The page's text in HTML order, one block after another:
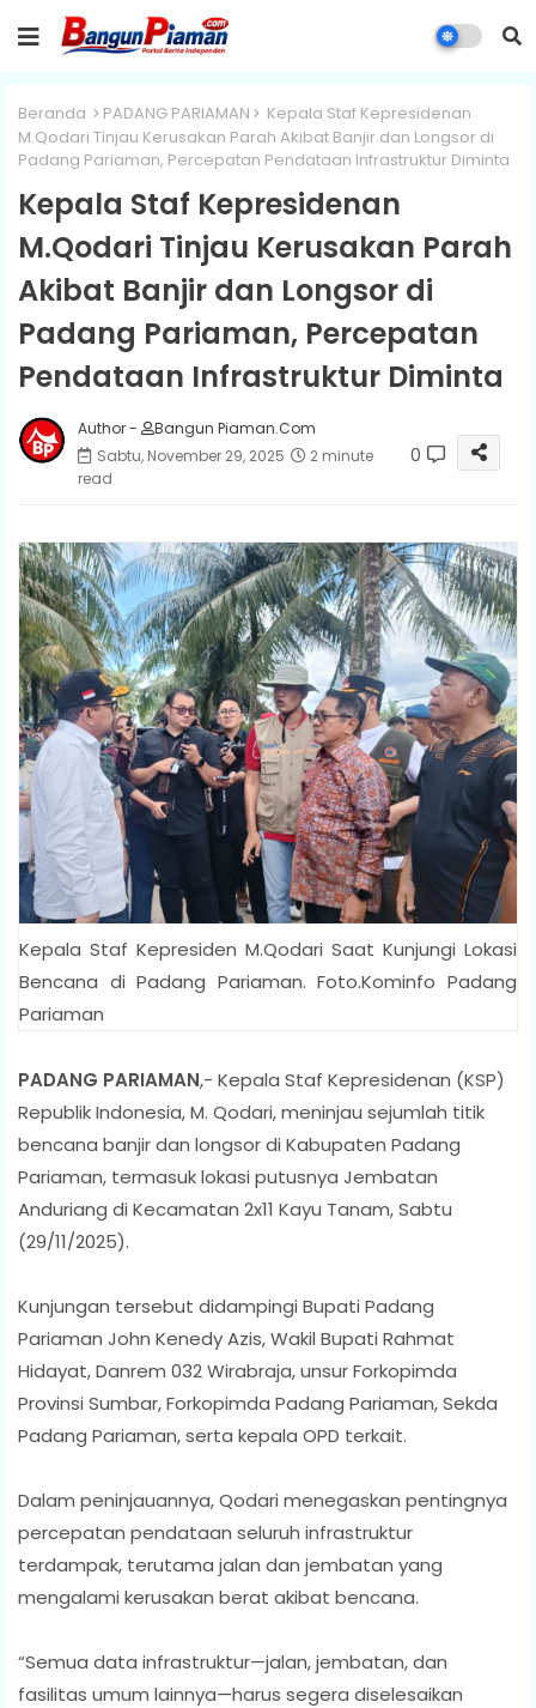
Beranda PADANG PARIAMAN
Kepala Staf Kepresidenan
M.Qodari Tinjau Kerusakan Parah Akibat Banjir dan Longsor di
Padang Pariaman, Percepatan Pendataan Infrastruktur Diminta
Kepala Staf Kepresidenan
M.Qodari Tinjau Kerusakan Parah
Akibat Banjir dan Longsor di
Padang Pariaman, Percepatan
Pendataan Infrastruktur Diminta
Author -
Bangun Piaman.Com
Sabtu, November 29, 2025
2 minute
read
0
Kepala Staf Kepresiden M.Qodari Saat Kunjungi Lokasi
Bencana di Padang Pariaman. Foto.Kominfo Padang
Pariaman
PADANG PARIAMAN,- Kepala Staf Kepresidenan (KSP)
Republik Indonesia, M. Qodari, meninjau sejumlah titik
bencana banjir dan longsor di Kabupaten Padang
Pariaman, termasuk lokasi putusnya Jembatan
Anduriang di Kecamatan 2x11 Kayu Tanam, Sabtu
(29/11/2025).
Kunjungan tersebut didampingi Bupati Padang
Pariaman John Kenedy Azis, Wakil Bupati Rahmat
Hidayat, Danrem 032 Wirabraja, unsur Forkopimda
Provinsi Sumbar, Forkopimda Padang Pariaman, Sekda
Padang Pariaman, serta kepala OPD terkait.
Dalam peninjauannya, Qodari menegaskan pentingnya
percepatan pendataan seluruh infrastruktur
terdampak, terutama jalan dan jembatan yang
mengalami kerusakan berat akibat bencana.
“Semua data infrastruktur—jalan, jembatan, dan
fasilitas umum lainnya—harus segera diselesaikan